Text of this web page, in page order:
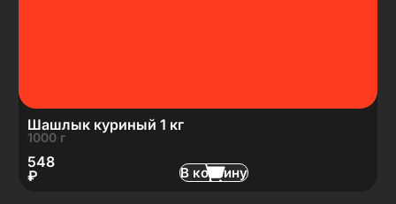
Шашлык куриный 1 кг
1000 г
548
₽
В корзину